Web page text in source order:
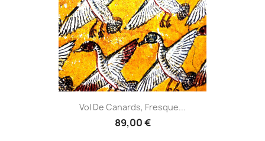
Vol De Canards, Fresque...
89,00 €